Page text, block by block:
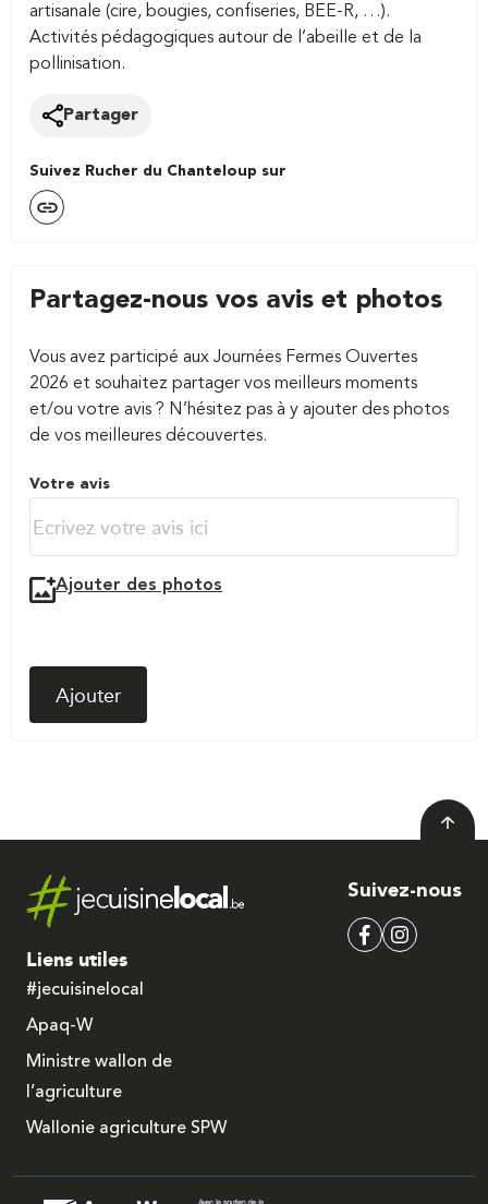
artisanale (cire, bougies, confiseries, BEE-R, …).
Activités pédagogiques autour de l’abeille et de la
pollinisation.
Partager
Suivez Rucher du Chanteloup sur
Partagez-nous vos avis et photos
Vous avez participé aux Journées Fermes Ouvertes
2026 et souhaitez partager vos meilleurs moments
et/ou votre avis ? N’hésitez pas à y ajouter des photos
de vos meilleures découvertes.
Votre avis
Ajouter des photos
Ajouter
Liens utiles
#jecuisinelocal
Apaq-W
Ministre wallon de
l’agriculture
Wallonie agriculture SPW
Suivez-nous